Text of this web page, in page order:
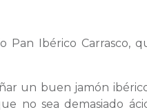
Pan Ibérico Carrasco,
un buen jamón
no sea demasiado